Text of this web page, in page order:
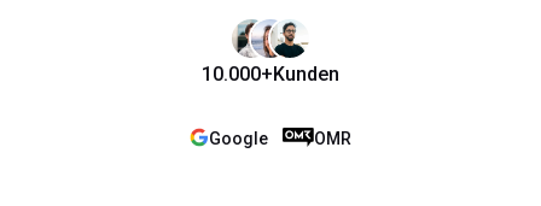
10.000+Kunden
Google OMR